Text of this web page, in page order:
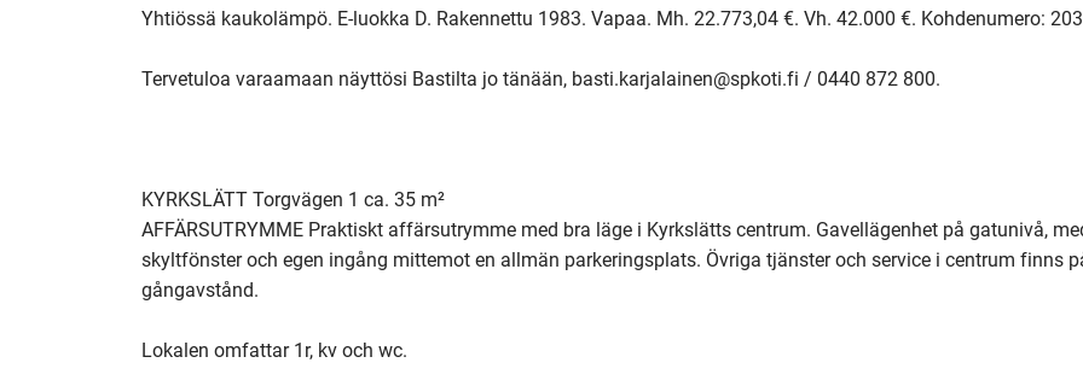
Yhtiössä kaukolämpö. E-luokka D. Rakennettu 1983. Vapaa. Mh. 22.773,04 €. Vh. 42.000 €. Kohdenumero:
Tervetuloa varaamaan näyttösi Bastilta jo tänään, basti.karjalainen@spkoti.fi / 0440 872 800.
KYRKSLÄTT Torgvägen 1 ca. 35 m²
AFFÄRSUTRYMME Praktiskt affärsutrymme med bra läge i Kyrkslätts centrum. Gavellägenhet på gatunivå,
skyltfönster och egen ingång mittemot en allmän parkeringsplats. Övriga tjänster och service i centrum finns
gångavstånd.
Lokalen omfattar 1r, kv och wc.